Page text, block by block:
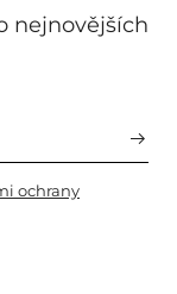
nejnovějších
ochrany